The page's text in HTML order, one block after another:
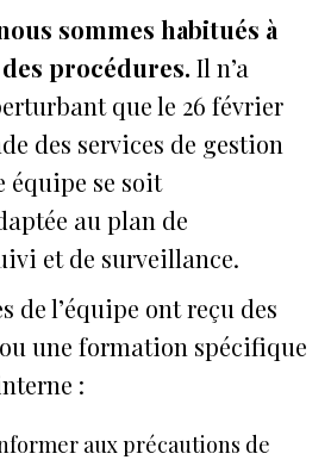
sommes habitués à
procédures. Il n’a
que le 26 février
des services de gestion
équipe se soit
au plan de
et de surveillance.
de l’équipe ont reçu des
une formation spécifique
:
aux précautions de